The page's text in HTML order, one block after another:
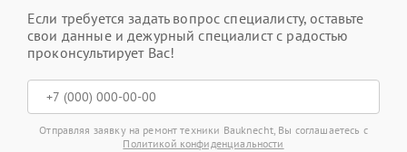
Если требуется задать вопрос специалисту, оставьте
свои данные и дежурный специалист с радостью
проконсультирует Вас!
Отправляя заявку на ремонт техники Bauknecht, Вы соглашаетесь с
Политикой конфиденциальности